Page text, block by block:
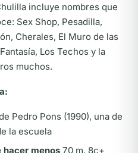
incluye nombres que
Sex Shop, Pesadilla,
Cherales, El Muro de las
Los Techos y la
muchos.
Pedro Pons (1990), una de
la escuela
hacer menos70 m, 8c+